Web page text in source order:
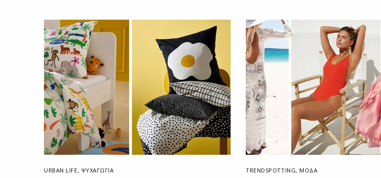
URBAN LIFE, ΨΥΧΑΓΩΓΙΑ TRENDSPOTTING, ΜΟΔΑ